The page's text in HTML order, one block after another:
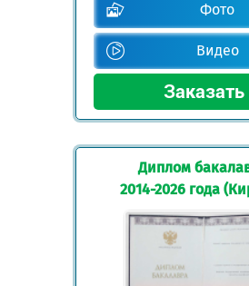
Фото
Видео
Диплом
2014-2026 года